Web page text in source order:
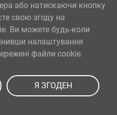
ir noslēdzis līgumu Nr. 17.1-1-L-
un attīstības aģentūru par
“Atbalsts MVU inovatīvas
або натискаючи кнопку
свою згоду на
Ви можете будь-коли
налаштування
файли cookie.
Я ЗГОДЕН